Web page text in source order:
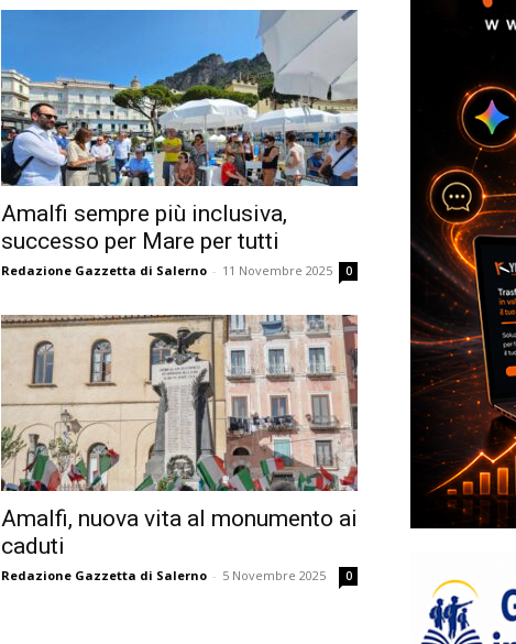
Amalfi sempre più inclusiva,
successo per Mare per tutti
Redazione Gazzetta di Salerno - 11 Novembre 2025 0
Amalfi, nuova vita al monumento ai
caduti
Redazione Gazzetta di Salerno - 5 Novembre 2025 0